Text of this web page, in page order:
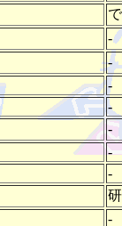
-
-
-
-
-
-
-
-